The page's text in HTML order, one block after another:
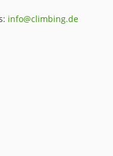
info@climbing.de